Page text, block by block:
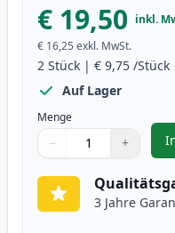
€ 19,50 inkl.
€ 16,25 exkl. MwSt.
2 Stück | € 9,75 /Stück
Auf Lager
Menge
Verwenden Sie die
− +
1
3 Jahre